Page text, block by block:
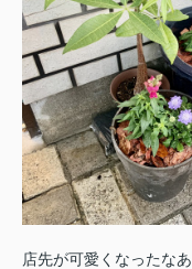
店先が可愛くなったな